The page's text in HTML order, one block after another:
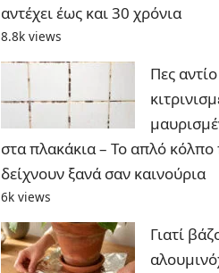
αντέχει έως και 30 χρόνια
8.8k views
Πες
στα πλακάκια – Το απλό κόλπο
δείχνουν ξανά σαν καινούρια
6k views
Γιατί